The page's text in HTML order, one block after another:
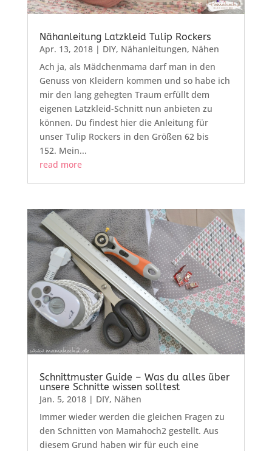
Nähanleitung Latzkleid Tulip Rockers
Apr. 13, 2018| DIY, Nähanleitungen, Nähen
Ach ja, als Mädchenmama darf man in den
Genuss von Kleidern kommen und so habe ich
mir den lang gehegten Traum erfüllt dem
eigenen Latzkleid-Schnitt nun anbieten zu
können. Du findest hier die Anleitung für
unser Tulip Rockers in den Größen 62 bis
152. Mein...
read more
Schnittmuster Guide – Was du alles über
unsere Schnitte wissen solltest
Jan. 5, 2018| DIY, Nähen
Immer wieder werden die gleichen Fragen zu
den Schnitten von Mamahoch2 gestellt. Aus
diesem Grund haben wir für euch eine